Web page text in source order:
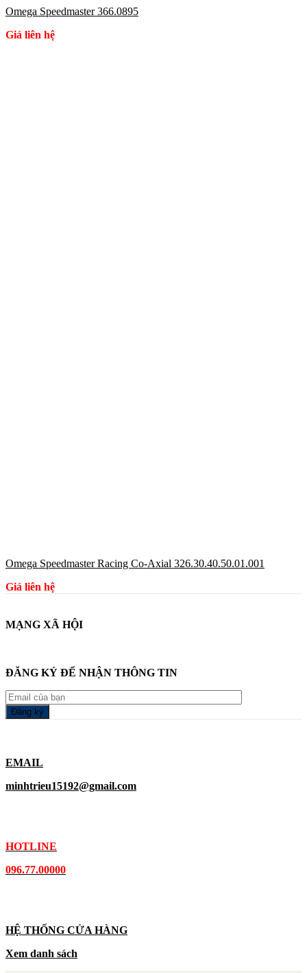
Omega Speedmaster 366.0895
Giá liên hệ
Omega Speedmaster Racing Co-Axial 326.30.40.50.01.001
Giá liên hệ
MẠNG XÃ HỘI
ĐĂNG KÝ ĐỂ NHẬN THÔNG TIN
EMAIL
minhtrieu15192@gmail.com
HOTLINE
096.77.00000
HỆ THỐNG CỬA HÀNG
Xem danh sách